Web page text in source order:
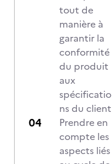
tout de
manière à
garantir la
conformité
du produit
aux
spécificatio
ns du client
Prendre en
compte les
aspects liés